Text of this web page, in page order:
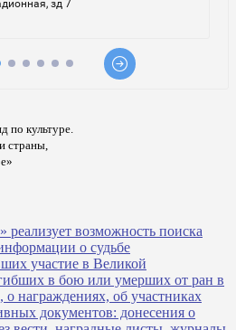
по культуре.
страны,